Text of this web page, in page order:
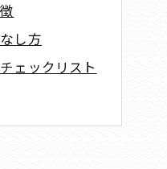
し方
ェックリスト